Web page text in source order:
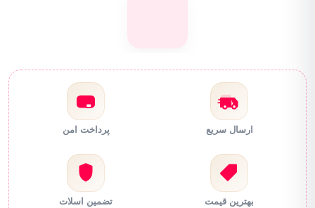
ارسال سریع پرداخت امن
بهترین قیمت تضمین اسلات